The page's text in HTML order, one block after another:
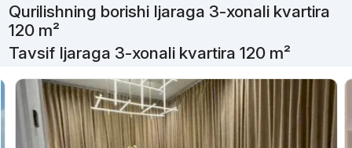
Qurilishning borishi Ijaraga 3-xonali kvartira
120 m²
Tavsif Ijaraga 3-xonali kvartira 120 m²